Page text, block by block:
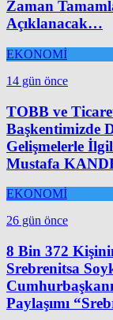
Zaman
Açıklanacak…
EKONOMİ
14 gün önce
TOBB ve
Başkentimizde
Gelişmelerle İlgili
Mustafa
EKONOMİ
26 gün önce
8 Bin 372
Srebrenitsa
Paylaşımı